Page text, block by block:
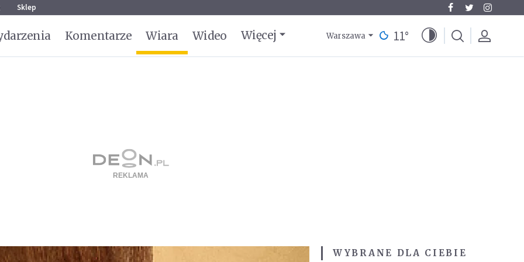
Sklep
Komentarze Wiara Wideo Więcej Warszawa 11°
WYBRANE DLA CIEBIE